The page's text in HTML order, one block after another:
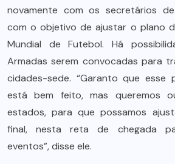
novamente com os secretários de
com o objetivo de ajustar o plano
Mundial de Futebol. Há
Armadas serem convocadas para
cidades-sede. “Garanto que esse
está bem feito, mas queremos
estados, para que possamos
final, nesta reta de chegada
eventos”, disse ele.